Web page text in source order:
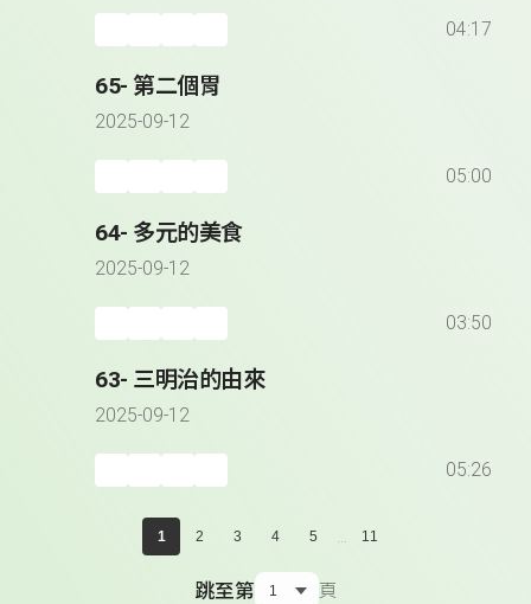
04:17
65- 第二個胃
2025-09-12
05:00
64- 多元的美食
2025-09-12
03:50
63- 三明治的由來
2025-09-12
05:26
1 2 3 4 5 ... 11
跳至第 頁